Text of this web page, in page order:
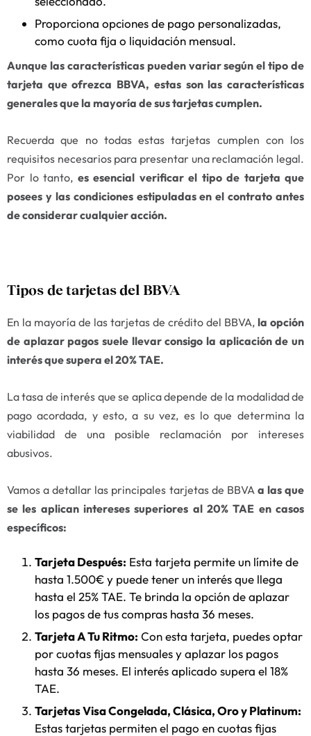
Proporciona opciones de pago personalizadas,
como cuota fija o liquidación mensual.
Aunque las características pueden variar según el tipo de
tarjeta que ofrezca BBVA, estas son las características
generales que la mayoría de sus tarjetas cumplen.
Recuerda que no todas estas tarjetas cumplen con los
requisitos necesarios para presentar una reclamación legal.
Por lo tanto, es esencial verificar el tipo de tarjeta que
posees y las condiciones estipuladas en el contrato antes
de considerar cualquier acción.
Tipos de tarjetas del BBVA
En la mayoría de las tarjetas de crédito del BBVA, la opción
de aplazar pagos suele llevar consigo la aplicación de un
interés que supera el 20% TAE.
La tasa de interés que se aplica depende de la modalidad de
pago acordada, y esto, a su vez, es lo que determina la
viabilidad de una posible reclamación por intereses
abusivos.
Vamos a detallar las principales tarjetas de BBVA a las que
se les aplican intereses superiores al 20% TAE en casos
específicos:
Tarjeta Después: Esta tarjeta permite un límite de
hasta 1.500€ y puede tener un interés que llega
hasta el 25% TAE. Te brinda la opción de aplazar
los pagos de tus compras hasta 36 meses.
Tarjeta A Tu Ritmo: Con esta tarjeta, puedes optar
por cuotas fijas mensuales y aplazar los pagos
hasta 36 meses. El interés aplicado supera el 18%
TAE.
Tarjetas Visa Congelada, Clásica, Oro y Platinum:
Estas tarjetas permiten el pago en cuotas fijas